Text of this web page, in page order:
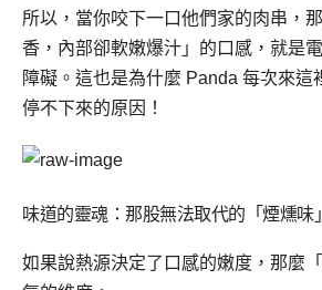
所以，當你咬下一口他們家的肉串，
香，內部卻軟嫩爆汁」的口感，就是
障礙。這也是為什麼 Panda 每次來這
停不下來的原因！
味道的靈魂：那股無法取代的「煙燻味」
如果說熱源決定了口感的嫩度，那麼